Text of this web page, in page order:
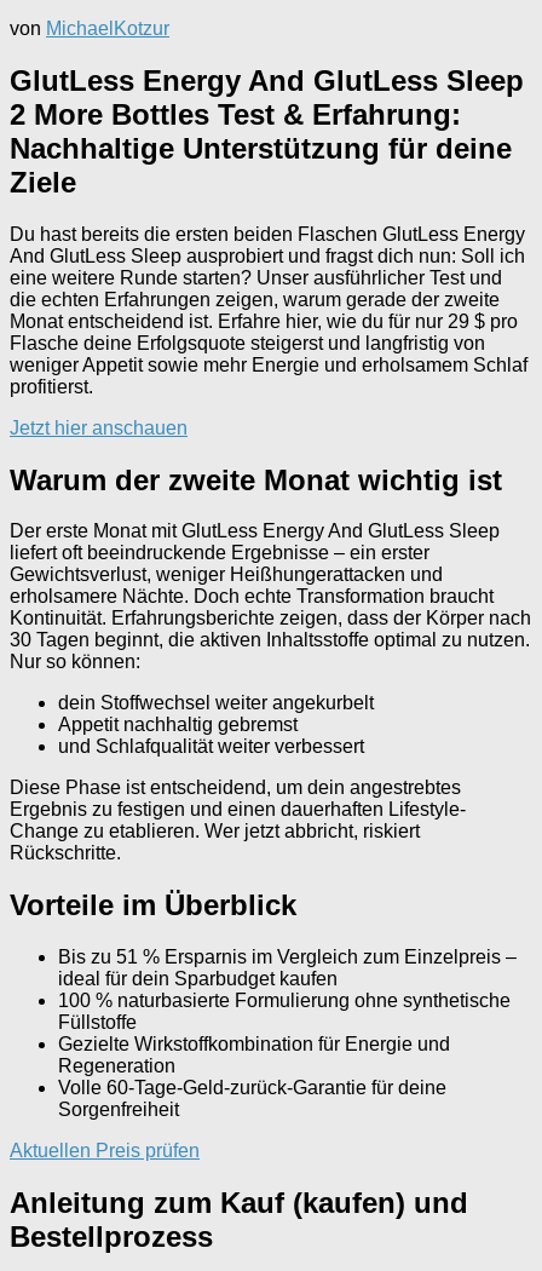
von MichaelKotzur
GlutLess Energy And GlutLess Sleep
2 More Bottles Test & Erfahrung:
Nachhaltige Unterstützung für deine
Ziele
Du hast bereits die ersten beiden Flaschen GlutLess Energy
And GlutLess Sleep ausprobiert und fragst dich nun: Soll ich
eine weitere Runde starten? Unser ausführlicher Test und
die echten Erfahrungen zeigen, warum gerade der zweite
Monat entscheidend ist. Erfahre hier, wie du für nur 29 $ pro
Flasche deine Erfolgsquote steigerst und langfristig von
weniger Appetit sowie mehr Energie und erholsamem Schlaf
profitierst.
Jetzt hier anschauen
Warum der zweite Monat wichtig ist
Der erste Monat mit GlutLess Energy And GlutLess Sleep
liefert oft beeindruckende Ergebnisse – ein erster
Gewichtsverlust, weniger Heißhungerattacken und
erholsamere Nächte. Doch echte Transformation braucht
Kontinuität. Erfahrungsberichte zeigen, dass der Körper nach
30 Tagen beginnt, die aktiven Inhaltsstoffe optimal zu nutzen.
Nur so können:
dein Stoffwechsel weiter angekurbelt
Appetit nachhaltig gebremst
und Schlafqualität weiter verbessert
Diese Phase ist entscheidend, um dein angestrebtes
Ergebnis zu festigen und einen dauerhaften Lifestyle-
Change zu etablieren. Wer jetzt abbricht, riskiert
Rückschritte.
Vorteile im Überblick
Bis zu 51 % Ersparnis im Vergleich zum Einzelpreis –
ideal für dein Sparbudget kaufen
100 % naturbasierte Formulierung ohne synthetische
Füllstoffe
Gezielte Wirkstoffkombination für Energie und
Regeneration
Volle 60-Tage-Geld-zurück-Garantie für deine
Sorgenfreiheit
Aktuellen Preis prüfen
Anleitung zum Kauf (kaufen) und
Bestellprozess